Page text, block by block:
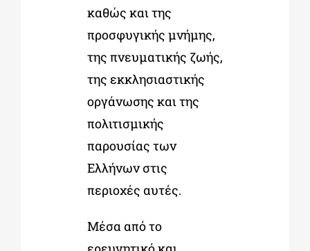
καθώς και της
προσφυγικής μνήμης,
της πνευματικής ζωής,
της εκκλησιαστικής
οργάνωσης και της
πολιτισμικής
παρουσίας των
Ελλήνων στις
περιοχές αυτές.
Μέσα από το